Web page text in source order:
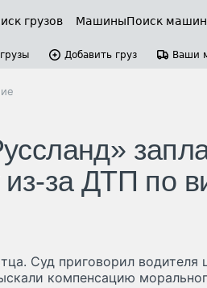
грузов МашиныПоиск машин
Добавить груз Ваши
из-за ДТП по
Суд приговорил
компенсацию